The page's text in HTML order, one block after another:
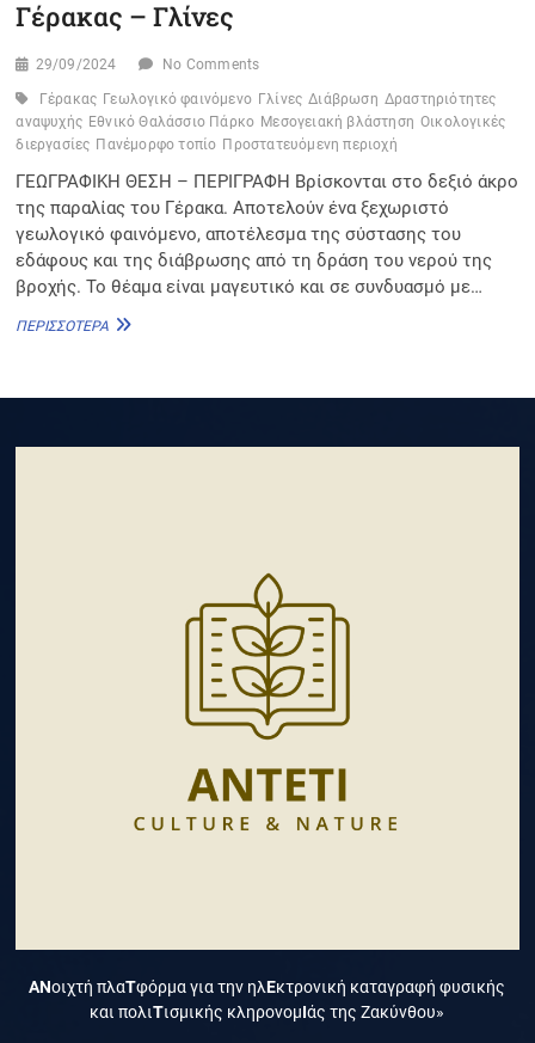
Γέρακας – Γλίνες
29/09/2024 No Comments
Γέρακας Γεωλογικό φαινόμενο Γλίνες Διάβρωση Δραστηριότητες
αναψυχής Εθνικό Θαλάσσιο Πάρκο Μεσογειακή βλάστηση Οικολογικές
διεργασίες Πανέμορφο τοπίο Προστατευόμενη περιοχή
ΓΕΩΓΡΑΦΙΚΗ ΘΕΣΗ – ΠΕΡΙΓΡΑΦΗ Βρίσκονται στο δεξιό άκρο
της παραλίας του Γέρακα. Αποτελούν ένα ξεχωριστό
γεωλογικό φαινόμενο, αποτέλεσμα της σύστασης του
εδάφους και της διάβρωσης από τη δράση του νερού της
βροχής. Το θέαμα είναι μαγευτικό και σε συνδυασμό με…
ΠΕΡΙΣΣΌΤΕΡΑ ΓΈΡΑΚΑΣ
ΑΝοιχτή πλαΤφόρμα για την ηλΕκτρονική καταγραφή φυσικής
και πολιΤισμικής κληρονομΙάς της Ζακύνθου»